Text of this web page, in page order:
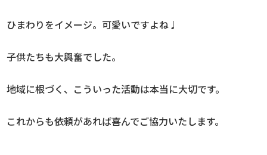
ひまわりをイメージ。可愛いですよね♩
子供たちも大興奮でした。
地域に根づく、こういった活動は本当に大切です。
これからも依頼があれば喜んでご協力いたします。